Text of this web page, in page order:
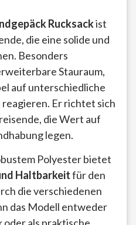
Rucksackist
die eine solide und
Besonders
Stauraum,
auf unterschiedliche
Er richtet sich
die Wert auf
legen.
Polyester bietet
Haltbarkeitfür den
die verschiedenen
das Modell entweder